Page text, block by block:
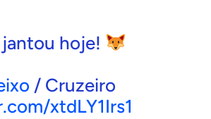
hoje!
/ Cruzeiro
xtdLY1Irs1